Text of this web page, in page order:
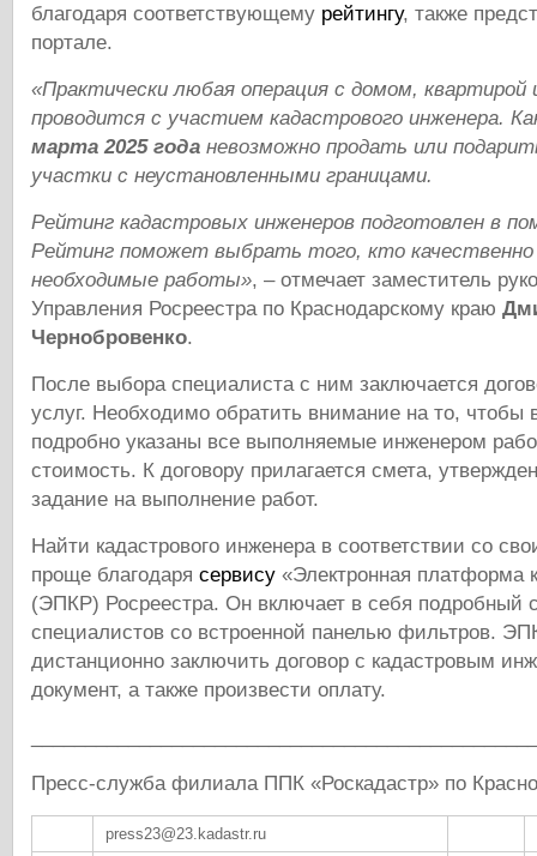
благодаря соответствующему рейтингу, также
портале.
«Практически любая операция с домом, квартирой
проводится с участием кадастрового инженера.
марта 2025 года невозможно продать или
участки с неустановленными границами.
Рейтинг кадастровых инженеров подготовлен в
Рейтинг поможет выбрать того, кто
необходимые работы», – отмечает заместитель
Управления Росреестра по Краснодарскому краю
Чернобровенко.
После выбора специалиста с ним заключается
услуг. Необходимо обратить внимание на то, чтобы
подробно указаны все выполняемые инженером
стоимость. К договору прилагается смета,
задание на выполнение работ.
Найти кадастрового инженера в соответствии со
проще благодаря сервису «Электронная платформа
(ЭПКР) Росреестра. Он включает в себя подробный
специалистов со встроенной панелью фильтров.
дистанционно заключить договор с кадастровым
документ, а также произвести оплату.
Пресс-служба филиала ППК «Роскадастр» по
press23@23.kadastr.ru